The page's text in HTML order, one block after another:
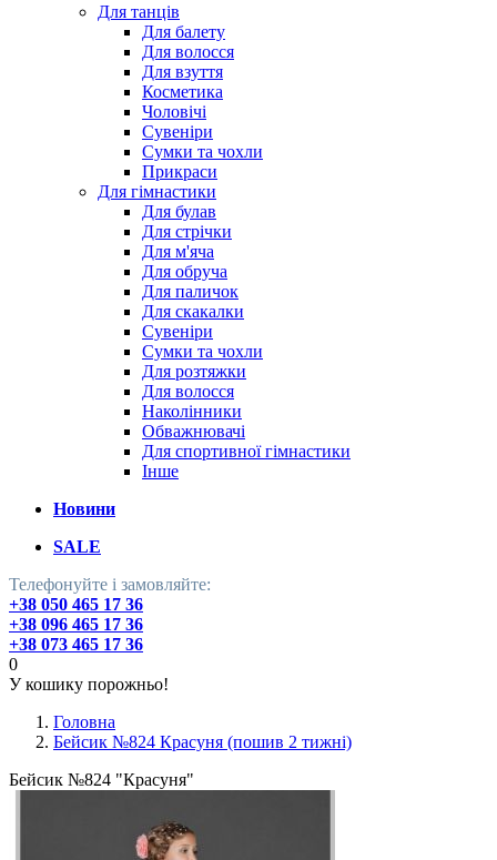
Для танців
Для балету
Для волосся
Для взуття
Косметика
Чоловічі
Сувеніри
Сумки та чохли
Прикраси
Для гімнастики
Для булав
Для стрічки
Для м'яча
Для обруча
Для паличок
Для скакалки
Сувеніри
Сумки та чохли
Для розтяжки
Для волосся
Наколінники
Обважнювачі
Для спортивної гімнастики
Інше
Новини
SALE
Телефонуйте і замовляйте:
+38 050 465 17 36
+38 096 465 17 36
+38 073 465 17 36
0
У кошику порожньо!
Головна
Бейсик №824 Красуня (пошив 2 тижні)
Бейсик №824 "Красуня"